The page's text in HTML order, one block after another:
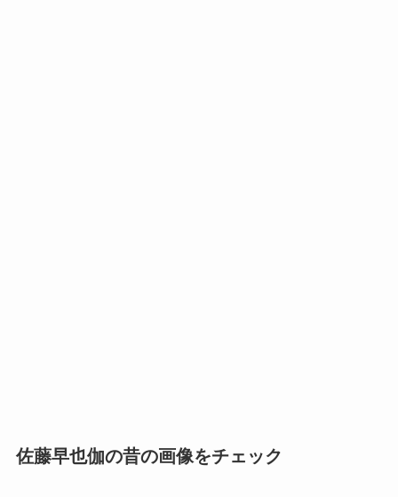
佐藤早也伽の昔の画像をチェック